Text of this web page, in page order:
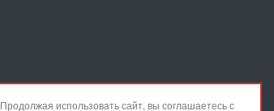
Продолжая использовать сайт, вы соглашаетесь с